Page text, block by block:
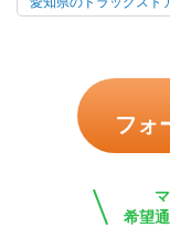
フォ
希望